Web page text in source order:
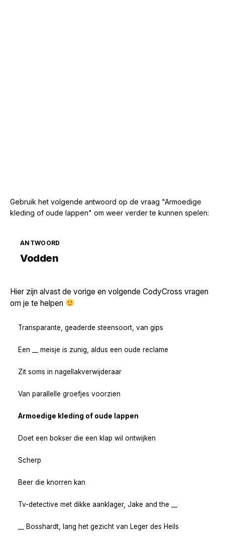
Gebruik het volgende antwoord op de vraag "Armoedige
kleding of oude lappen" om weer verder te kunnen spelen:
ANTWOORD
Vodden
Hier zijn alvast de vorige en volgende CodyCross vragen
om je te helpen
Transparante, geaderde steensoort, van gips
Een __ meisje is zunig, aldus een oude reclame
Zit soms in nagellakverwijderaar
Van parallelle groefjes voorzien
Armoedige kleding of oude lappen
Doet een bokser die een klap wil ontwijken
Scherp
Beer die knorren kan
Tv-detective met dikke aanklager, Jake and the __
__ Bosshardt, lang het gezicht van Leger des Heils